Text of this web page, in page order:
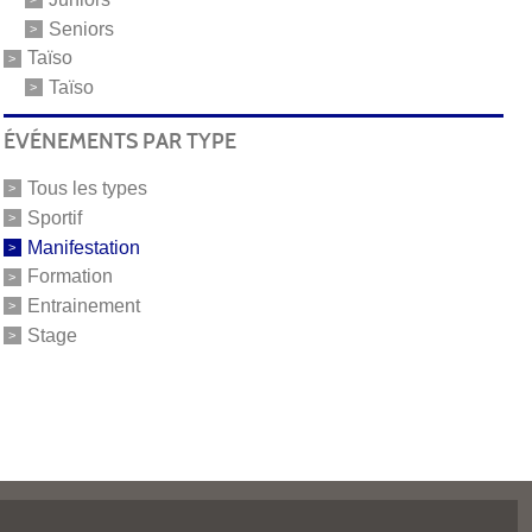
Seniors
Taïso
Taïso
ÉVÉNEMENTS PAR TYPE
Tous les types
Sportif
Manifestation
Formation
Entrainement
Stage